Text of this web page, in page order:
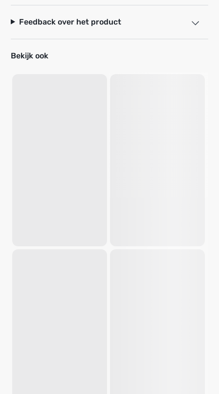
Feedback over het product
Bekijk ook